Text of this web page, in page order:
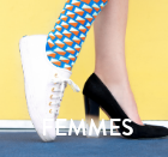
FEMMES